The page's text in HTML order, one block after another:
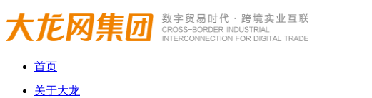
首页
关于大龙